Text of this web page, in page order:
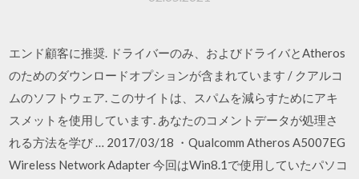
エンド顧客に推奨. ドライバーのみ、およびドライバとAtheros
のためのダウンロードオプションが含まれています / クアルコ
ムのソフトウェア. このサイトは、スパムを減らすためにアキ
スメットを使用しています. あなたのコメントデータが処理さ
れる方法を学び … 2017/03/18 ・Qualcomm Atheros A5007EG
Wireless Network Adapter 今回はWin8.1で使用していたパソコ